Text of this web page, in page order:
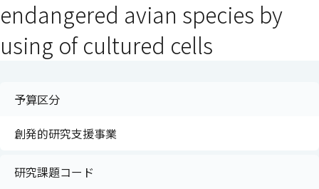
ドウで開きます）
ンドウで開きます）
ウインドウで開きます）
endangered avian species by
using of cultured cells
予算区分
創発的研究支援事業
研究課題コード